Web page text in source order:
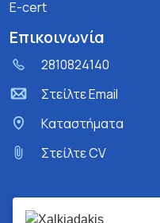
E-cert
Επικοινωνία
2810824140
Στείλτε Email
Kαταστήματα
Στείλτε CV